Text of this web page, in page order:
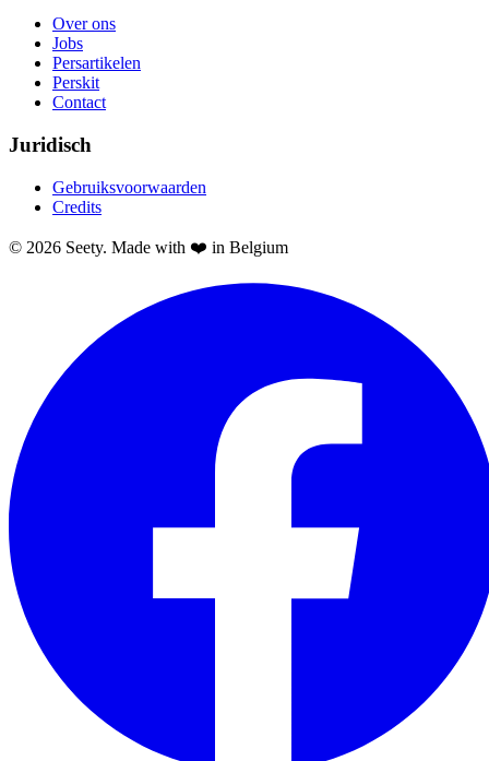
Over ons
Jobs
Persartikelen
Perskit
Contact
Juridisch
Gebruiksvoorwaarden
Credits
© 2026 Seety. Made with ❤️ in Belgium